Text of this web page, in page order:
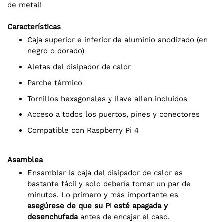
de metal!
Características
Caja superior e inferior de aluminio anodizado (en
negro o dorado)
Aletas del disipador de calor
Parche térmico
Tornillos hexagonales y llave allen incluidos
Acceso a todos los puertos, pines y conectores
Compatible con Raspberry Pi 4
Asamblea
Ensamblar la caja del disipador de calor es
bastante fácil y solo debería tomar un par de
minutos. Lo primero y más importante es
asegúrese de que su Pi esté apagada y
desenchufadaantes de encajar el caso.